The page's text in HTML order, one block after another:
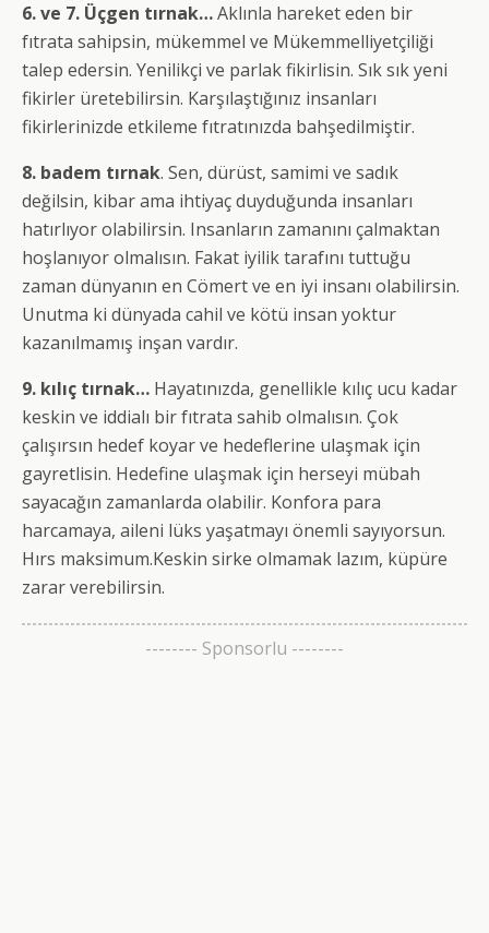
6. ve 7. Üçgen tırnak…Aklınla hareket eden bir
fıtrata sahipsin, mükemmel ve Mükemmelliyetçiliği
talep edersin. Yenilikçi ve parlak fikirlisin. Sık sık yeni
fikirler üretebilirsin. Karşılaştığınız insanları
fikirlerinizde etkileme fıtratınızda bahşedilmiştir.
8. badem tırnak. Sen, dürüst, samimi ve sadık
değilsin, kibar ama ihtiyaç duyduğunda insanları
hatırlıyor olabilirsin. Insanların zamanını çalmaktan
hoşlanıyor olmalısın. Fakat iyilik tarafını tuttuğu
zaman dünyanın en Cömert ve en iyi insanı olabilirsin.
Unutma ki dünyada cahil ve kötü insan yoktur
kazanılmamış inşan vardır.
9. kılıç tırnak… Hayatınızda, genellikle kılıç ucu kadar
keskin ve iddialı bir fıtrata sahib olmalısın. Çok
çalışırsın hedef koyar ve hedeflerine ulaşmak için
gayretlisin. Hedefine ulaşmak için herseyi mübah
sayacağın zamanlarda olabilir. Konfora para
harcamaya, aileni lüks yaşatmayı önemli sayıyorsun.
Hırs maksimum.Keskin sirke olmamak lazım, küpüre
zarar verebilirsin.
-------- Sponsorlu --------